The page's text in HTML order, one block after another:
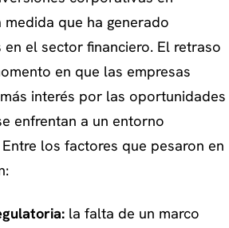
que ha generado
el sector financiero. El retraso
en que las empresas
interés por las oportunidades
enfrentan a un entorno
los factores que pesaron en
la falta de un marco